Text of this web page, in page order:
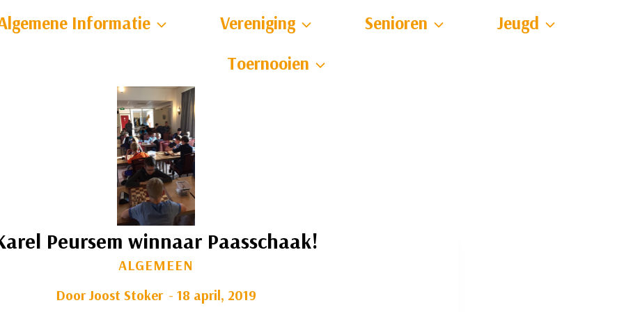
Informatie Vereniging Senioren
Jeugd
Toernooien
Peursem winnaar Paasschaak!
ALGEMEEN
DoorJoost Stoker 18 april, 2019